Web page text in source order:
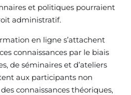
et politiques pourraient
administratif.
en ligne s’attachent
connaissances par le biais
de séminaires et d’ateliers
aux participants non
connaissances théoriques,